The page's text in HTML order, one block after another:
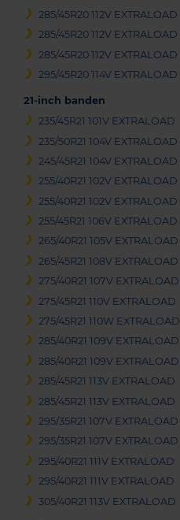
285/45R20 112V EXTRALOAD
285/45R20 112V EXTRALOAD
285/45R20 112V EXTRALOAD
295/45R20 114V EXTRALOAD
21-inch banden
235/45R21 101V EXTRALOAD
235/50R21 104V EXTRALOAD
245/45R21 104V EXTRALOAD
255/40R21 102V EXTRALOAD
255/40R21 102V EXTRALOAD
255/45R21 106V EXTRALOAD
265/40R21 105V EXTRALOAD
265/45R21 108V EXTRALOAD
275/40R21 107V EXTRALOAD
275/45R21 110V EXTRALOAD
275/45R21 110W EXTRALOAD
285/40R21 109V EXTRALOAD
285/40R21 109V EXTRALOAD
285/45R21 113V EXTRALOAD
285/45R21 113V EXTRALOAD
295/35R21 107V EXTRALOAD
295/35R21 107V EXTRALOAD
295/40R21 111V EXTRALOAD
295/40R21 111V EXTRALOAD
305/40R21 113V EXTRALOAD